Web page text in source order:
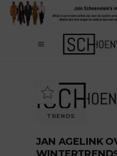
TRENDS
JAN AGELINK